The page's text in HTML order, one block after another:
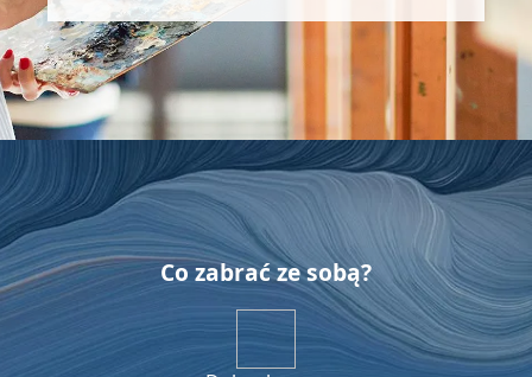
Co zabrać ze sobą?